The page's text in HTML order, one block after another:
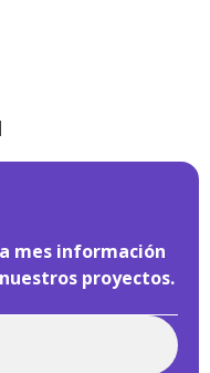
mes información
proyectos.